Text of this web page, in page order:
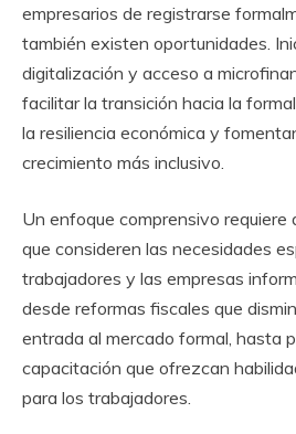
empresarios de registrarse
también existen oportunidades.
digitalización y acceso a
facilitar la transición hacia la
la resiliencia económica y
crecimiento más inclusivo.
Un enfoque comprensivo requiere
que consideren las necesidades
trabajadores y las empresas
desde reformas fiscales que
entrada al mercado formal, hasta
capacitación que ofrezcan
para los trabajadores.